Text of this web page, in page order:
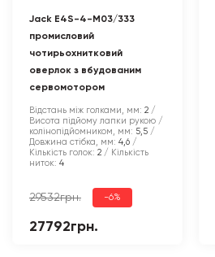
Jack E4S-4-M03/333
промисловий
чотирьохнитковий
оверлок з вбудованим
сервомотором
Відстань між голками, мм: 2
Висота підйому лапки рукою /
колінопідйомником, мм: 5,5
Довжина стібка, мм: 4,6
Кількість голок: 2
Кількість
ниток: 4
29532грн. -6%
27792грн.